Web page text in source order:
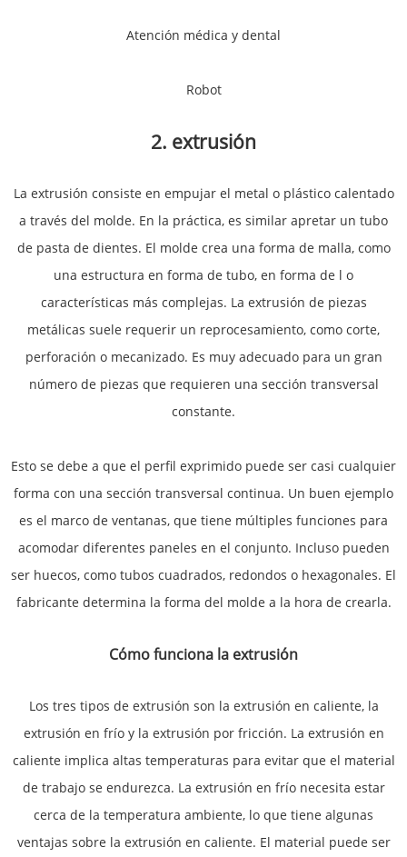
Atención médica y dental
Robot
2. extrusión
La extrusión consiste en empujar el metal o plástico calentado
a través del molde. En la práctica, es similar apretar un tubo
de pasta de dientes. El molde crea una forma de malla, como
una estructura en forma de tubo, en forma de l o
características más complejas. La extrusión de piezas
metálicas suele requerir un reprocesamiento, como corte,
perforación o mecanizado. Es muy adecuado para un gran
número de piezas que requieren una sección transversal
constante.
Esto se debe a que el perfil exprimido puede ser casi cualquier
forma con una sección transversal continua. Un buen ejemplo
es el marco de ventanas, que tiene múltiples funciones para
acomodar diferentes paneles en el conjunto. Incluso pueden
ser huecos, como tubos cuadrados, redondos o hexagonales. El
fabricante determina la forma del molde a la hora de crearla.
Cómo funciona la extrusión
Los tres tipos de extrusión son la extrusión en caliente, la
extrusión en frío y la extrusión por fricción. La extrusión en
caliente implica altas temperaturas para evitar que el material
de trabajo se endurezca. La extrusión en frío necesita estar
cerca de la temperatura ambiente, lo que tiene algunas
ventajas sobre la extrusión en caliente. El material puede ser